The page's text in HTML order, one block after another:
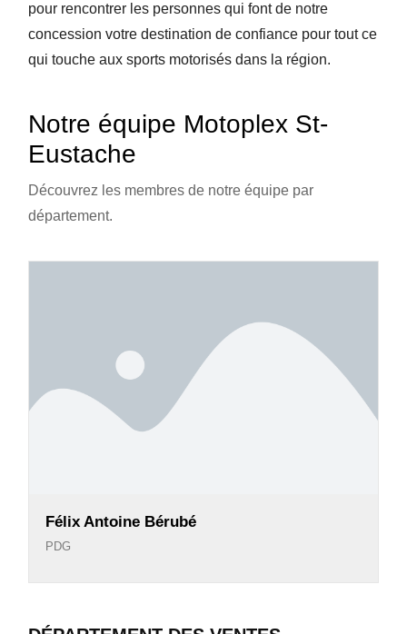
pour rencontrer les personnes qui font de notre
concession votre destination de confiance pour tout ce
qui touche aux sports motorisés dans la région.
Notre équipe Motoplex St-
Eustache
Découvrez les membres de notre équipe par
département.
Félix Antoine Bérubé
PDG